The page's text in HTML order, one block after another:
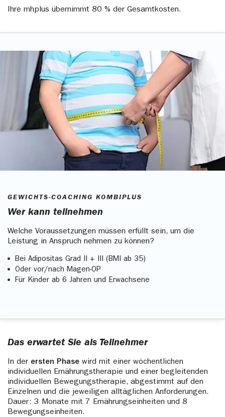
Ihre mhplus übernimmt 80 % der Gesamtkosten.
GEWICHTS-COACHING KOMBIPLUS
Wer kann teilnehmen
Welche Voraussetzungen müssen erfüllt sein, um die
Leistung in Anspruch nehmen zu können?
Bei Adipositas Grad II + III (BMI ab 35)
Oder vor/nach Magen-OP
Für Kinder ab 6 Jahren und Erwachsene
Das erwartet Sie als Teilnehmer
In der ersten Phase wird mit einer wöchentlichen
individuellen Ernährungstherapie und einer begleitenden
individuellen Bewegungstherapie, abgestimmt auf den
Einzelnen und die jeweiligen alltäglichen Anforderungen.
Dauer: 3 Monate mit 7 Ernährungseinheiten und 8
Bewegungseinheiten.